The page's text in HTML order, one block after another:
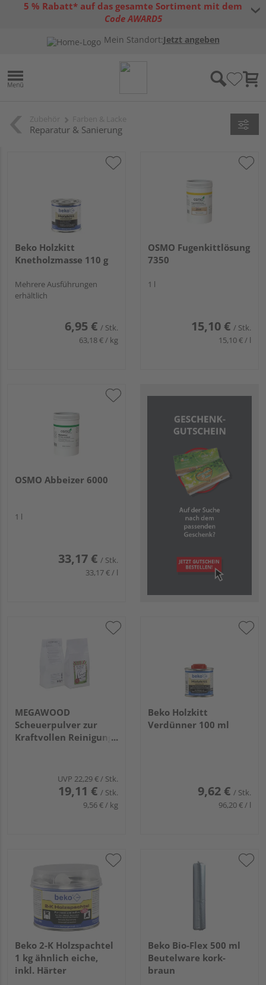
5 % Rabatt* auf das gesamte Sortiment mit dem
Code AWARD5
Gutscheinbedingungen
Mein Standort:Jetzt angeben
Reparatur & Sanierung
Beko Holzkitt
Knetholzmasse 110 g
Mehrere Ausführungen
erhältlich
6,95 € / Stk.
63,18 € / kg
OSMO Fugenkittlösung
7350
1 l
15,10 € / Stk.
15,10 € / l
OSMO Abbeizer 6000
1 l
33,17 € / Stk.
33,17 € / l
MEGAWOOD
Scheuerpulver zur
Kraftvollen Reinigung,
UVP 22,29 €/ Stk.
19,11 € / Stk.
9,56 € / kg
Beko Holzkitt
Verdünner 100 ml
9,62 € / Stk.
96,20 € / l
Beko 2-K Holzspachtel
1 kg ähnlich eiche,
inkl. Härter
Beko Bio-Flex 500 ml
Beutelware kork-
braun